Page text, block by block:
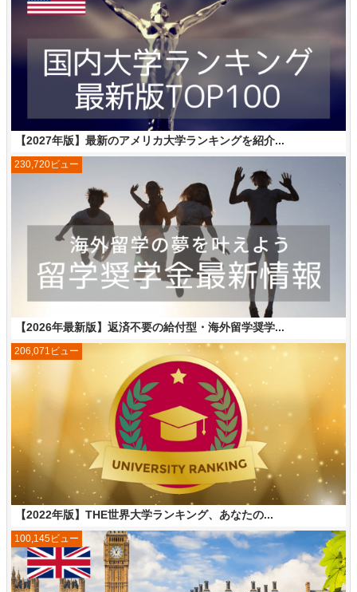
【2027年版】最新のアメリカ大学ランキングを紹介...
【2026年最新版】返済不要の給付型・海外留学奨学...
230,720ビュー
【2022年版】THE世界大学ランキング、あなたの...
206,071ビュー
100,145ビュー